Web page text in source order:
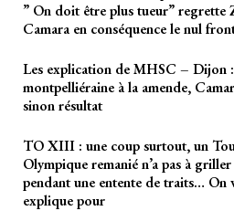
” On doit être plus tueur” regrette
Camara en conséquence le nul
Les explication de MHSC – Dijon
montpelliéraine à la amende,
sinon résultat
TO XIII : une coup surtout, un
Olympique remanié n’a pas à
pendant une entente de traits… On
explique pour